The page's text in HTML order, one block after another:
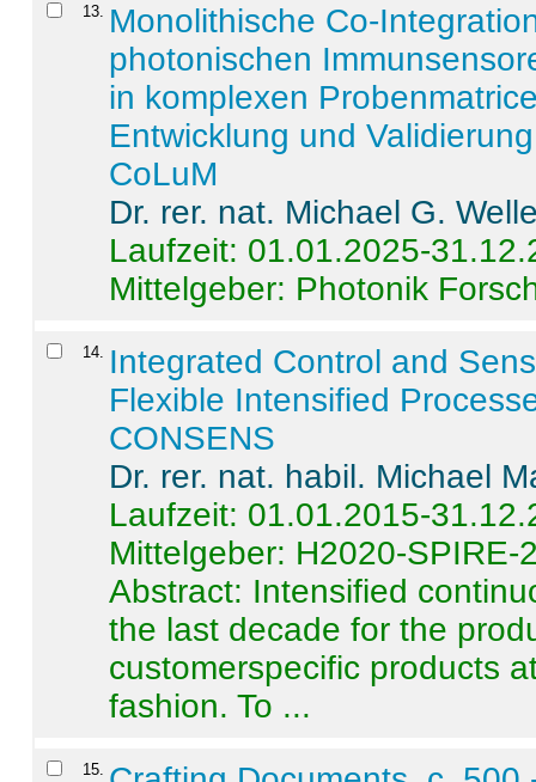
13
Monolithische Co-
photonischen
in komplexen
Entwicklung und
CoLuM
Dr. rer. nat. Michael G.
Laufzeit: 01.01.2025-
Mittelgeber: Photonik
14
Integrated Control and
Flexible Intensified
CONSENS
Dr. rer. nat. habil. Michael
Laufzeit: 01.01.2015-
Mittelgeber: H2020-SPIRE-
Abstract: Intensified
the last decade for the
customerspecific products
fashion. To ...
15